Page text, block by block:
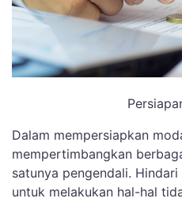
Dalam mempersiapkan
mempertimbangkan
satunya pengendali.
untuk melakukan hal-hal